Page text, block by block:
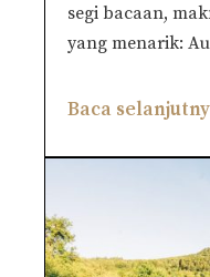
segi bacaan,
yang menarik:
Baca